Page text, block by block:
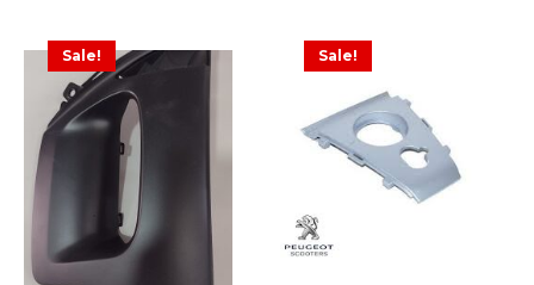
Sale! Sale!